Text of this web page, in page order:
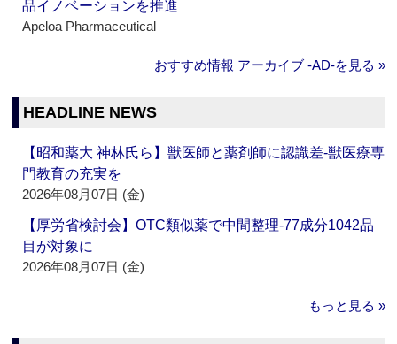
品イノベーションを推進
Apeloa Pharmaceutical
おすすめ情報 アーカイブ ‐AD‐を見る »
HEADLINE NEWS
【昭和薬大 神林氏ら】獣医師と薬剤師に認識差‐獣医療専
門教育の充実を
2026年08月07日 (金)
【厚労省検討会】OTC類似薬で中間整理‐77成分1042品
目が対象に
2026年08月07日 (金)
もっと見る »